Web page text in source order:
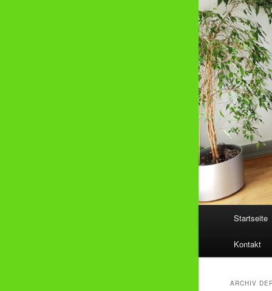
Startseite
Kontakt
ARCHIV